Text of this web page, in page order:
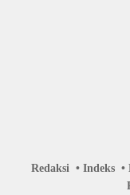
Redaksi Indeks